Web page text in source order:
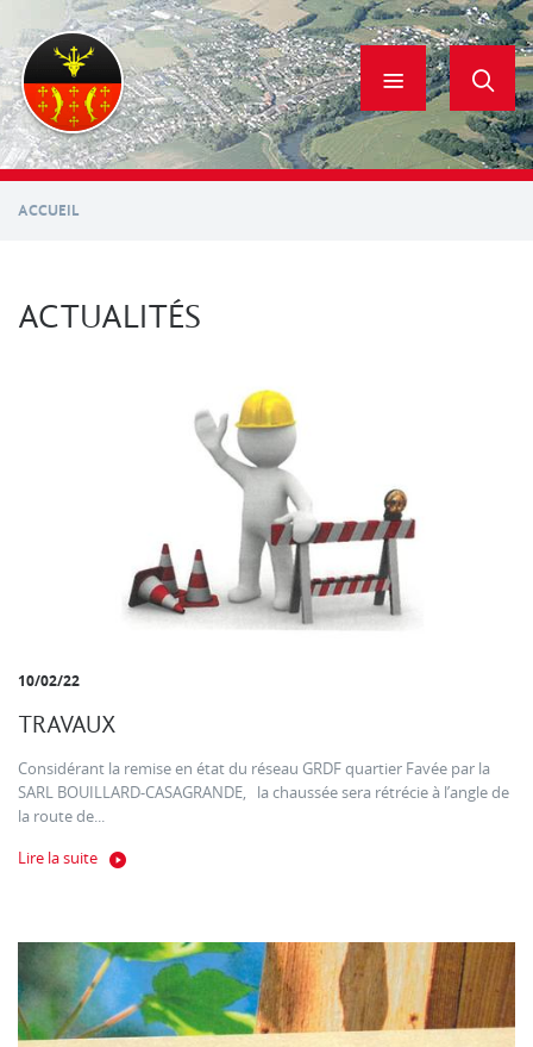
contenu
principal
ACCUEIL
ACTUALITÉS
10/02/22
TRAVAUX
Considérant la remise en état du réseau GRDF quartier Favée par la
SARL BOUILLARD-CASAGRANDE, la chaussée sera rétrécie à l’angle de
la route de...
Lire la suite